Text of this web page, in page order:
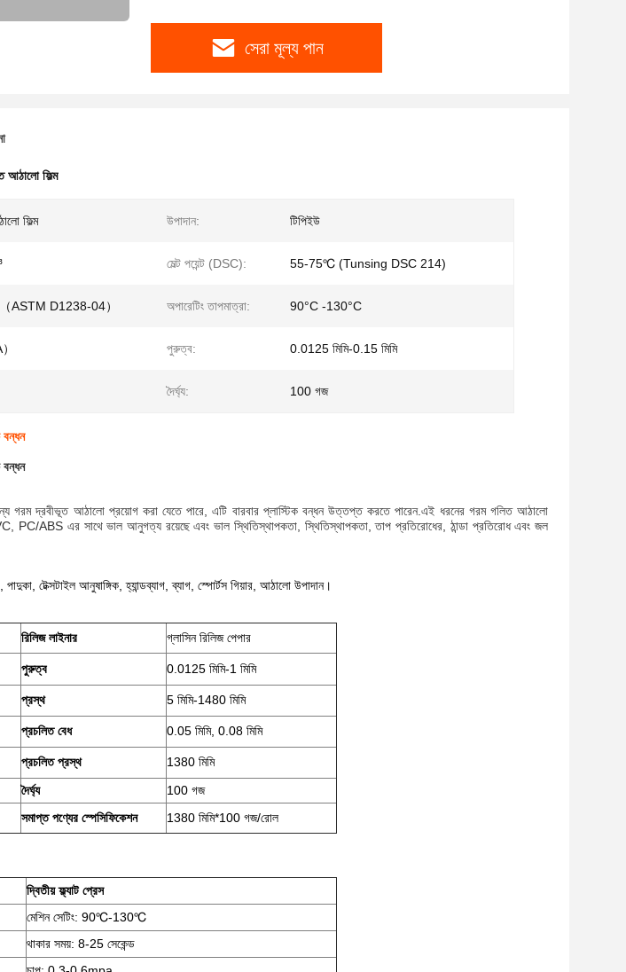
সেরা মূল্য পান
আঠালো ফিল্ম
ফিল্ম উপাদান: টিপিইউ
মেল্ট পয়েন্ট (DSC): 55-75℃ (Tunsing DSC 214)
ASTM D1238-04） অপারেটিং তাপমাত্রা: 90°C -130°C
পুরুত্ব: 0.0125 মিমি-0.15 মিমি
দৈর্ঘ্য: 100 গজ
বন্ধন
বন্ধন
গরম দ্রবীভূত আঠালো প্রয়োগ করা যেতে পারে, এটি বারবার প্লাস্টিক বন্ধন উত্তপ্ত করতে পারেন.এই ধরনের গরম গলিত আঠালো
PC/ABS এর সাথে ভাল আনুগত্য রয়েছে এবং ভাল স্থিতিস্থাপকতা, স্থিতিস্থাপকতা, তাপ প্রতিরোধের, ঠান্ডা প্রতিরোধ এবং জল
টেক্সটাইল আনুষাঙ্গিক, হ্যান্ডব্যাগ, ব্যাগ, স্পোর্টস গিয়ার, আঠালো উপাদান।
রিলিজ লাইনার গ্লাসিন রিলিজ পেপার
পুরুত্ব 0.0125 মিমি-1 মিমি
প্রস্থ 5 মিমি-1480 মিমি
প্রচলিত বেধ 0.05 মিমি, 0.08 মিমি
প্রচলিত প্রস্থ
1380 মিমি
দৈর্ঘ্য
100 গজ
সমাপ্ত পণ্যের স্পেসিফিকেশন 1380 মিমি*100 গজ/রোল
দ্বিতীয় ফ্ল্যাট প্রেস
মেশিন সেটিং: 90℃-130℃
থাকার সময়: 8-25 সেকেন্ড